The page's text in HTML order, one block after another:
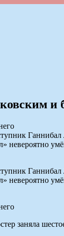
и
невероятно
невероятно
заняла